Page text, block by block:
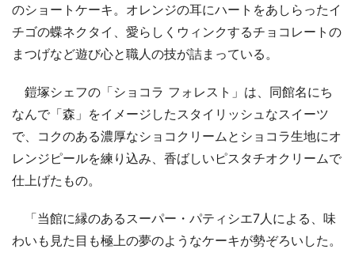
のショートケーキ。オレンジの耳にハートをあしらったイ
チゴの蝶ネクタイ、愛らしくウィンクするチョコレートの
まつげなど遊び心と職人の技が詰まっている。
鎧塚シェフの「ショコラ フォレスト」は、同館名にち
なんで「森」をイメージしたスタイリッシュなスイーツ
で、コクのある濃厚なショコクリームとショコラ生地にオ
レンジピールを練り込み、香ばしいピスタチオクリームで
仕上げたもの。
「当館に縁のあるスーパー・パティシエ7人による、味
わいも見た目も極上の夢のようなケーキが勢ぞろいした。